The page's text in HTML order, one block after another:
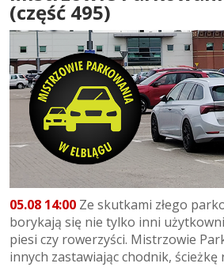
(część 495)
05.08 14:00 Ze skutkami złego
borykają się nie tylko inni
piesi czy rowerzyści. Mistrzowie
innych zastawiając chodnik, ścieżkę